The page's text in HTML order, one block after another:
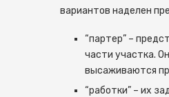
вариантов наделен
“партер” –
части участка.
высаживаются
“работки” – их